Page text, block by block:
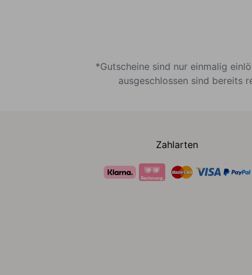
*Gutscheine sind nur einmalig
ausgeschlossen sind bereits
Zahlarten